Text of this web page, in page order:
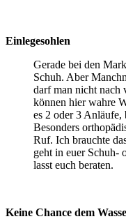
Einlegesohlen
Gerade bei den
Schuh. Aber
darf man nicht nach
können hier wahre
es 2 oder 3 Anläufe,
Besonders
Ruf. Ich brauchte
geht in euer Schuh-
lasst euch beraten.
Keine Chance dem